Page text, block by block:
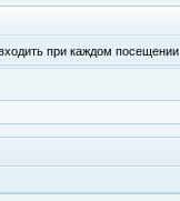
при каждом посещении